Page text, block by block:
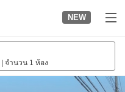
NEW
จำนวน 1 ห้อง